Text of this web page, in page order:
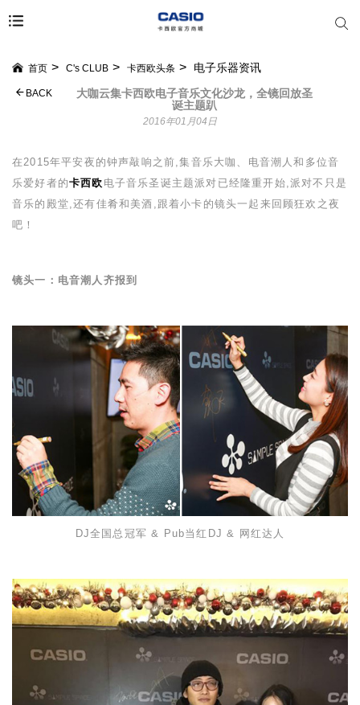
首页 C's CLUB 卡西欧头条 电子乐器资讯
大咖云集卡西欧电子音乐文化沙龙，全镜回放圣
诞主题趴
BACK
2016年01月04日
在 2015年平安夜的钟声敲响之前,集音乐大咖、电音潮人和多位音
乐爱好者的卡西欧 电子音乐圣诞主题派对已经隆重开始,派对不只是
音乐的殿堂,还有佳肴和美酒,跟着小卡的镜头一起来回顾狂欢之夜
吧！
镜头一：电音潮人齐报到
DJ全国总冠军 & Pub当红 DJ & 网红达人